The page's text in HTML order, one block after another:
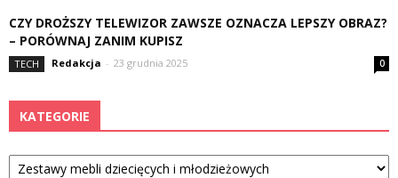
CZY DROŻSZY TELEWIZOR ZAWSZE OZNACZA LEPSZY OBRAZ?
– PORÓWNAJ ZANIM KUPISZ
TECH Redakcja - 23 grudnia 2025 0
KATEGORIE
Kategorie